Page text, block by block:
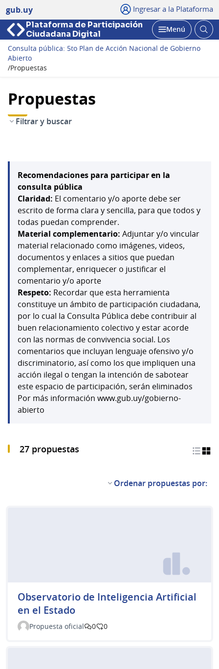
gub.uy Ingresar a la Plataforma
Plataforma de Participación
Ciudadana Digital
Abrir
Menú
Consulta pública: 5to Plan de Acción Nacional de Gobierno
Abierto
/Propuestas
Propuestas
Filtrar y buscar
Recomendaciones para participar en la
consulta pública
Claridad: El comentario y/o aporte debe ser
escrito de forma clara y sencilla, para que todos y
todas puedan comprender.
Material complementario: Adjuntar y/o vincular
material relacionado como imágenes, videos,
documentos y enlaces a sitios que puedan
complementar, enriquecer o justificar el
comentario y/o aporte
Respeto: Recordar que esta herramienta
constituye un ámbito de participación ciudadana,
por lo cual la Consulta Pública debe contribuir al
buen relacionamiento colectivo y estar acorde
con las normas de convivencia social. Los
comentarios que incluyan lenguaje ofensivo y/o
discriminatorio, así como los que impliquen una
acción ilegal o tengan la intención de sabotear
este espacio de participación, serán eliminados
Por más información www.gub.uy/gobierno-
abierto
27 propuestas
Ordenar propuestas por:
Observatorio de Inteligencia Artificial
en el Estado
Propuesta oficial 0 0